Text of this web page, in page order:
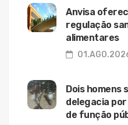
Anvisa
regulação
alimentares
Dois homens
delegacia
de função